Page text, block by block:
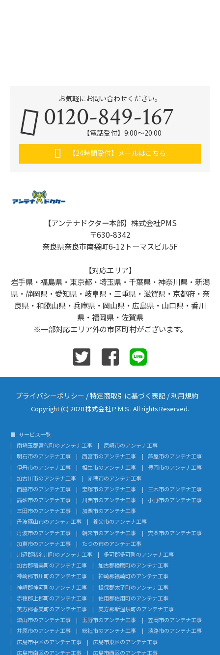
お気軽にお問い合わせください。
0120-849-167
【電話受付】9:00〜20:00
【24時間受付】メールはこちら
【アンテナドクター本部】株式会社PMS
〒630-8342
奈良県奈良市南袋町6-12トーマスビル5F
【対応エリア】
岩手県・福島県・東京都・埼玉県・千葉県・神奈川県・新潟
県・静岡県・愛知県・岐阜県・三重県・滋賀県・京都府・奈
良県・和歌山県・兵庫県・岡山県・広島県・山口県・香川
県・福岡県・佐賀県
※一部対応エリア外の市区町村がございます。
プライバシーポリシー /特定商取引に基づく表記 /利用規約
Copyright (C) 2020 株式会社ＰＭＳ. All rights Reserved.
サービス一覧
南埼玉郡宮代町のアンテナ工事
尼崎市のアンテナ工事
明石市のアンテナ工事
西宮市のアンテナ工事
芦屋市のアンテナ工事
伊丹市のアンテナ工事
相生市のアンテナ工事
豊岡市のアンテナ工事
加古川市のアンテナ工事
赤穂市のアンテナ工事
西脇市のアンテナ工事
宝塚市のアンテナ工事
三木市のアンテナ工事
高砂市のアンテナ工事
川西市のアンテナ工事
小野市のアンテナ工事
三田市のアンテナ工事
加西市のアンテナ工事
丹波篠山市のアンテナ工事
養父市のアンテナ工事
丹波市のアンテナ工事
朝来市のアンテナ工事
宍粟市のアンテナ工事
加東市のアンテナ工事
たつの市のアンテナ工事
川辺郡猪名川町のアンテナ工事
多可郡多可町のアンテナ工事
加古郡稲美町のアンテナ工事
加古郡播磨町のアンテナ工事
神崎郡市川町のアンテナ工事
神崎郡福崎町のアンテナ工事
神崎郡神河町のアンテナ工事
揖保郡太子町のアンテナ工事
赤穂郡上郡町のアンテナ工事
佐用郡佐用町のアンテナ工事
美方郡香美町のアンテナ工事
美方郡新温泉町のアンテナ工事
津山市のアンテナ工事
玉野市のアンテナ工事
笠岡市のアンテナ工事
井原市のアンテナ工事
総社市のアンテナ工事
淡路市のアンテナ工事
広島市中区のアンテナ工事
広島市東区のアンテナ工事
広島市南区のアンテナ工事
広島市西区のアンテナ工事